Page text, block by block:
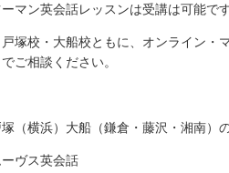
ーマン英会話レッスンは受講は可能で
塚校・大船校ともに、オンライン・
でご相談ください。
塚（横浜）大船（鎌倉・藤沢・湘南）
ーヴス英会話